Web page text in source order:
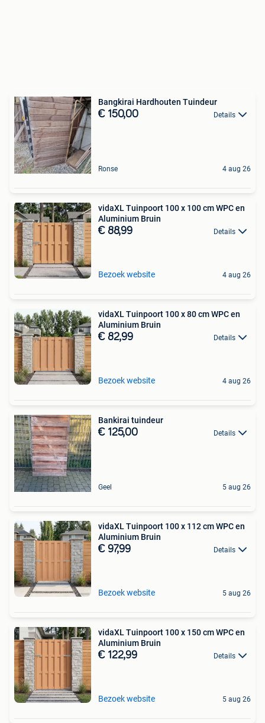
Bangkirai Hardhouten Tuindeur
€ 150,00 Details
Ronse 4 aug 26
vidaXL Tuinpoort 100 x 100 cm WPC en
Aluminium Bruin
€ 88,99 Details
Bezoek website 4 aug 26
vidaXL Tuinpoort 100 x 80 cm WPC en
Aluminium Bruin
€ 82,99 Details
Bezoek website 4 aug 26
Bankirai tuindeur
€ 125,00 Details
Geel 5 aug 26
vidaXL Tuinpoort 100 x 112 cm WPC en
Aluminium Bruin
€ 97,99 Details
Bezoek website 5 aug 26
vidaXL Tuinpoort 100 x 150 cm WPC en
Aluminium Bruin
€ 122,99 Details
Bezoek website 5 aug 26